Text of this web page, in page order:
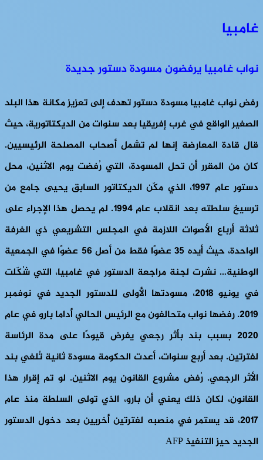
غامبيا
نواب غامبيا يرفضون مسودة دستور جديدة
رفض نواب غامبيا مسودة دستور تهدف إلى تعزيز مكانة هذا البلد
الصغير الواقع في غرب إفريقيا بعد سنوات من الديكتاتورية، حيث
قال قادة المعارضة إنها لم تشمل أصحاب المصلحة الرئيسيين.
كان من المقرر أن تحل المسودة، التي رُفضت يوم الاثنين، محل
دستور عام 1997، الذي مكّن الديكتاتور السابق يحيى جامع من
ترسيخ سلطته بعد انقلاب عام 1994. لم يحصل هذا الإجراء على
ثلاثة أرباع الأصوات اللازمة في المجلس التشريعي ذي الغرفة
الواحدة، حيث أيده 35 عضوًا فقط من أصل 56 عضوًا في الجمعية
الوطنية… نشرت لجنة مراجعة الدستور في غامبيا، التي شُكّلت
في يونيو 2018، مسودتها الأولى للدستور الجديد في نوفمبر
2019. رفضها نواب متحالفون مع الرئيس الحالي أداما بارو في عام
2020 بسبب بند بأثر رجعي يفرض قيودًا على مدة الرئاسة
لفترتين. بعد أربع سنوات، أعدت الحكومة مسودة ثانية تُلغي بند
الأثر الرجعي. رُفض مشروع القانون يوم الاثنين. لو تم إقرار هذا
القانون، لكان ذلك يعني أن بارو، الذي تولى السلطة منذ عام
2017، قد يستمر في منصبه لفترتين أخريين بعد دخول الدستور
الجديد حيز التنفيذ AFP